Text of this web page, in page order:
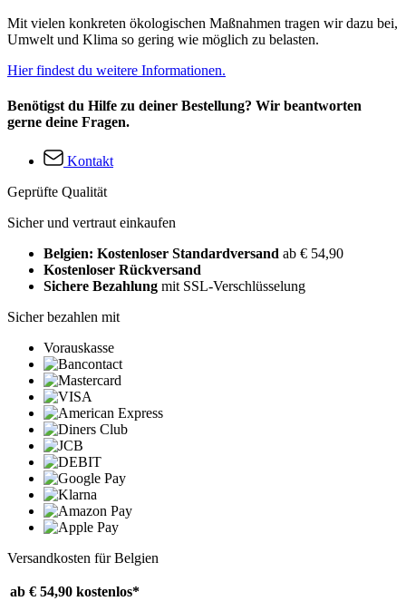
Mit vielen konkreten ökologischen Maßnahmen tragen wir dazu bei,
Umwelt und Klima so gering wie möglich zu belasten.
Hier findest du weitere Informationen.
Benötigst du Hilfe zu deiner Bestellung? Wir beantworten
gerne deine Fragen.
Kontakt
Geprüfte Qualität
Sicher und vertraut einkaufen
Belgien: Kostenloser Standardversand ab € 54,90
Kostenloser Rückversand
Sichere Bezahlung mit SSL-Verschlüsselung
Sicher bezahlen mit
Vorauskasse
Versandkosten für Belgien
ab € 54,90 kostenlos*